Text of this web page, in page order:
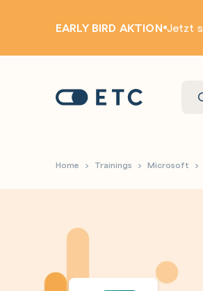
EARLY BIRD AKTION Jetzt
Startseite: ETC
Home Trainings Microsoft